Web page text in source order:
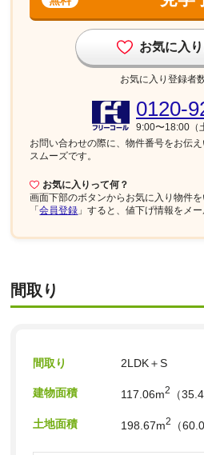
お気に入
お気に入り登録者
お気に入りって何？
画面下部のボタンからお気に入り物件
「会員登録 」すると、値下げ情報をメ
0120-
9:00〜18:00（
お問い合わせの際に、物件番号をお伝
スムーズです。
間取り
間取り 2LDK＋S
建物面積 117.06m2 （
土地面積 198.67m2 （